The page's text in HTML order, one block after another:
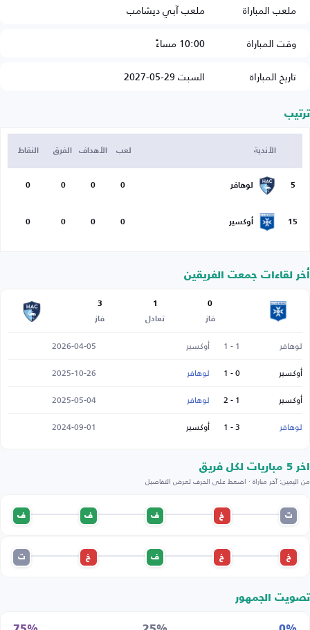
ملعب المباراة
ملعب آبي ديشامب
وقت المباراة
10:00 مساءً
تاريخ المباراة
السبت 29-05-2027
ترتيب
الأندية لعب الأهداف الفرق النقاط
5 لوهافر 0
0
0
0
15 أوكسير 0
0
0
0
أخر لقاءات جمعت الفريقين
0
فاز
1
تعادل
3
فاز
لوهافر 1 - 1 أوكسير
2026-04-05
أوكسير
0 - 1 لوهافر
2025-10-26
أوكسير
1 - 2 لوهافر
2025-05-04
لوهافر
3 - 1 أوكسير 2024-09-01
اخر 5 مباريات لكل فريق
من اليمين: آخر مباراة · اضغط على الحرف لعرض التفاصيل
ت خ ف ف ف
خ خ ف خ ت
تصويت الجمهور